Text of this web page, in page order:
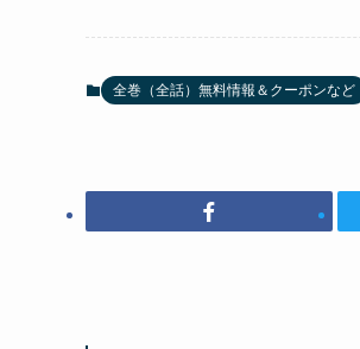
全巻（全話）無料情報＆クーポンなど